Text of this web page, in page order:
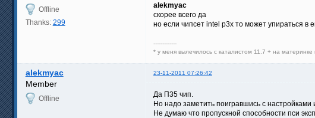
Offline
Thanks: 299
alekmyac
скорее всего да
но если чипсет intel р3х то может упираться в
-------------
* у меня вылечилось с каталистом 11.7 + на
alekmyac 23-11-2011 07:26:42
Member
Offline
Да П35 чип.
Но надо заметить поигравшись с
Не думаю что пропускной способности пси